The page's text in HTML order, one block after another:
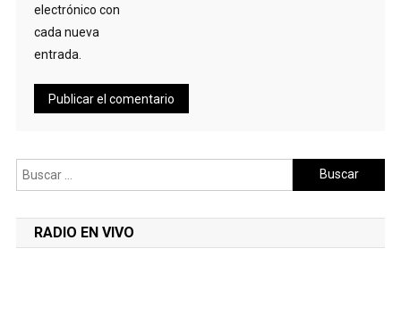
electrónico con
cada nueva
entrada.
Buscar:
RADIO EN VIVO